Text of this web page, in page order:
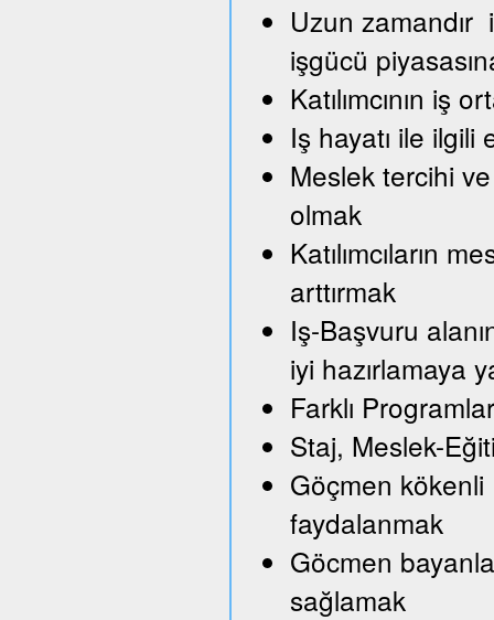
Uzun zamandır
işgücü
Katılımcının iş
Iş hayatı ile
Meslek tercihi
olmak
Katılımcıların
arttırmak
Iş-Başvuru
iyi hazırlamaya
Farklı
Staj, Meslek-
Göçmen kökenli
faydalanmak
Göcmen
sağlamak